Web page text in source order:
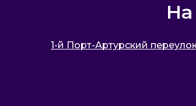
1-й Порт-Артурский